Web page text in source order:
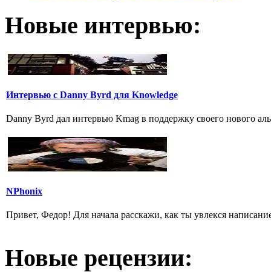
Новые интервью:
Интервью с Danny Byrd для Knowledge
Danny Byrd дал интервью Kmag в поддержку своего нового
NPhonix
Привет, Федор! Для начала расскажи, как ты увлекся
Новые рецензии: